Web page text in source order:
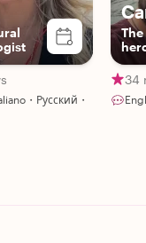
・Русский・
34